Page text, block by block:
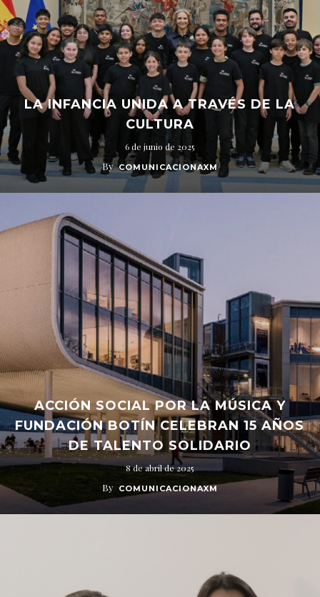
LA INFANCIA UNIDA A TRAVÉS DE LA
CULTURA
6 de junio de 2025
By COMUNICACIONAXM
ACCIÓN SOCIAL POR LA MÚSICA Y
FUNDACIÓN BOTÍN CELEBRAN 15 AÑOS
DE TALENTO SOLIDARIO
8 de abril de 2025
By COMUNICACIONAXM